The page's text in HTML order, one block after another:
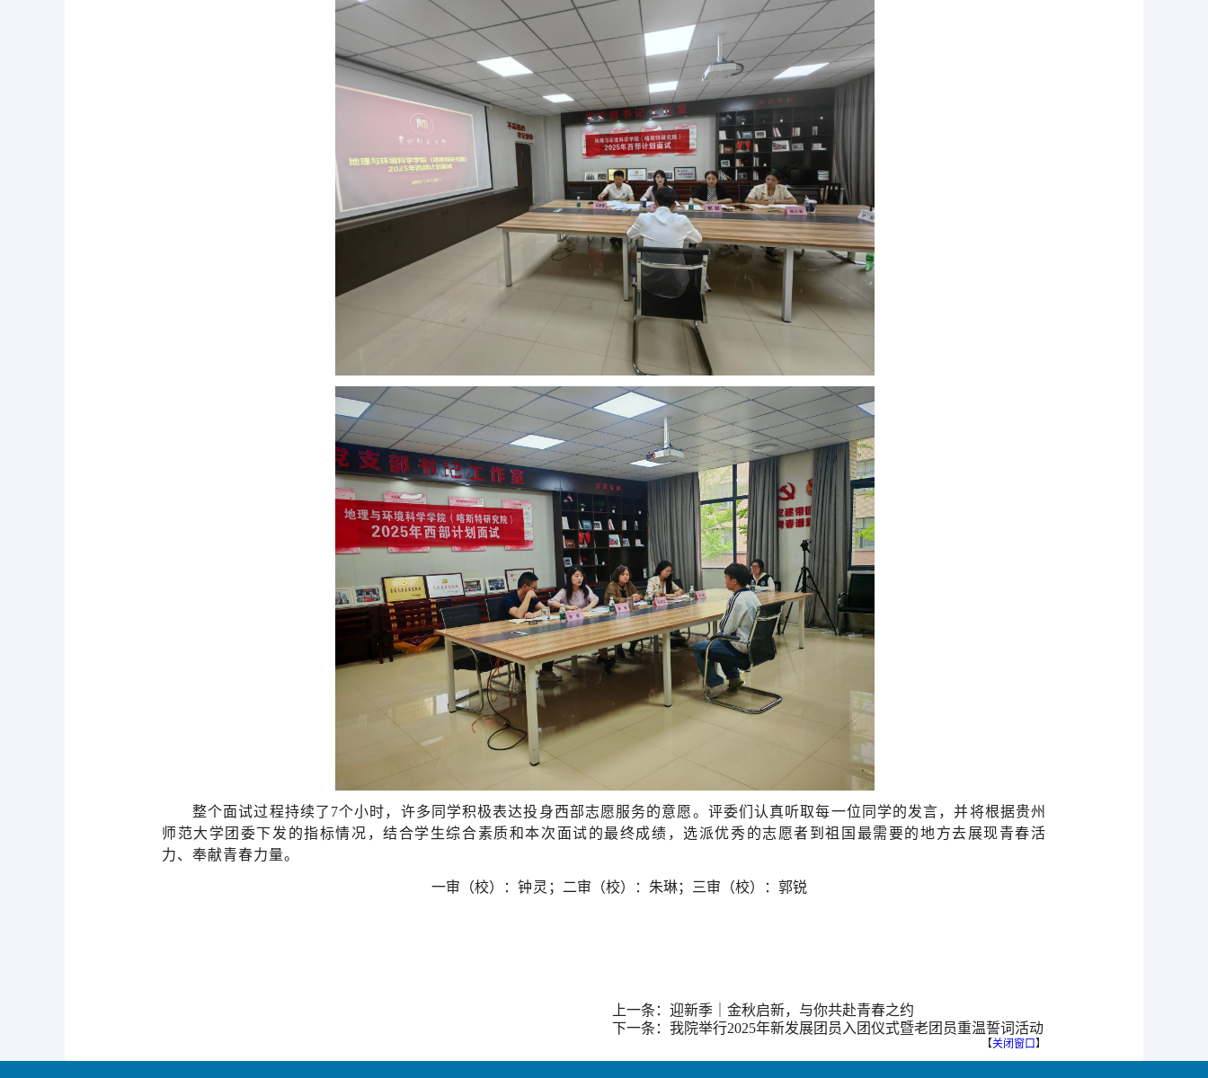
整个面试过程持续了 7个小时，许多同学积极表达投身西部志愿服务的意愿。评委们认真听取每一位同学的发言，并将根据贵州
师范大学团委下发的指标情况，结合学生综合素质和本次面试的最终成绩，选派优秀的志愿者到祖国最需要的地方去展现青春活
力、奉献青春力量。
一审（校）： 钟灵 ；二审（校）：朱琳；三审（校）：郭锐
上一条：迎新季｜金秋启新，与你共赴青春之约
下一条：我院举行2025年新发展团员入团仪式暨老团员重温誓词活动
【关闭窗口】